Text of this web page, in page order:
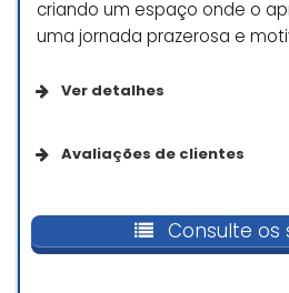
criando um espaço onde o
uma jornada prazerosa e
Ver detalhes
empreendedoras
Avaliações de clientes
hj em dia só
mudado duas
Consulte os